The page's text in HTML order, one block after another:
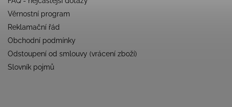
Věrnostní program
Reklamační řád
Obchodní podmínky
Odstoupení od smlouvy (vrácení zboží)
Slovník pojmů